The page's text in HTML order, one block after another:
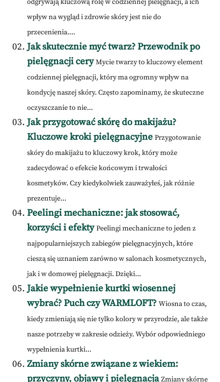
odgrywają kluczową rolę w codziennej pielęgnacji, a ich
wpływ na wygląd i zdrowie skóry jest nie do
przecenienia....
Jak skutecznie myć twarz? Przewodnik po
pielęgnacji cery Mycie twarzy to kluczowy element
codziennej pielęgnacji, który ma ogromny wpływ na
kondycję naszej skóry. Często zapominamy, że skuteczne
oczyszczanie to nie...
Jak przygotować skórę do makijażu?
Kluczowe kroki pielęgnacyjne Przygotowanie
skóry do makijażu to kluczowy krok, który może
zadecydować o efekcie końcowym i trwałości
kosmetyków. Czy kiedykolwiek zauważyłeś, jak różnie
prezentuje...
Peelingi mechaniczne: jak stosować,
korzyści i efekty Peelingi mechaniczne to jeden z
najpopularniejszych zabiegów pielęgnacyjnych, które
cieszą się uznaniem zarówno w salonach kosmetycznych,
jak i w domowej pielęgnacji. Dzięki...
Jakie wypełnienie kurtki wiosennej
wybrać? Puch czy WARMLOFT? Wiosna to czas,
kiedy zmieniają się nie tylko kolory w przyrodzie, ale także
nasze potrzeby w zakresie odzieży. Wybór odpowiedniego
wypełnienia kurtki...
Zmiany skórne związane z wiekiem:
przyczyny, objawy i pielęgnacja Zmiany skórne